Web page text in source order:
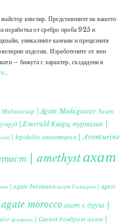
ювелир. Представените на вашето
изработка от сребро проба 925 и
уникалните камъни и прецизната
изделия. Изработените от мен
– бижута с характер, създадени в
Мадагаскар | Agate Madagascar Ахат
| Emerald Кварц турмалин |
| lepidolite авантюрин | Aventurine
| amethystахат
| agate botswana ахат българия | agate
morocco ахат с друза |
гранати | Garnet дендрит ахат |